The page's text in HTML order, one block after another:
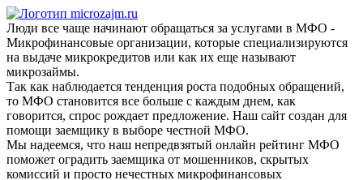
Люди все чаще начинают обращаться за услугами в МФО -
Микрофинансовые организации, которые специализируются
на выдаче микрокредитов или как их еще называют
микрозаймы.
Так как наблюдается тенденция роста подобных обращений,
то МФО становится все больше с каждым днем, как
говорится, спрос рождает предложение. Наш сайт создан для
помощи заемщику в выборе честной МФО.
Мы надеемся, что наш непредвзятый онлайн рейтинг МФО
поможет оградить заемщика от мошенников, скрытых
комиссий и просто нечестных микрофинансовых